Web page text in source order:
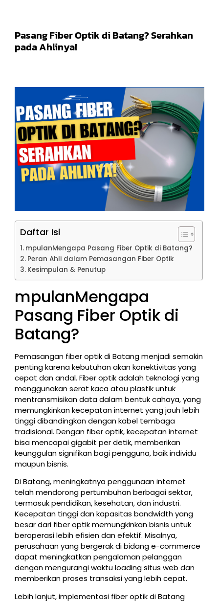
Pasang Fiber Optik di Batang? Serahkan
pada Ahlinya!
Daftar Isi
mpulanMengapa Pasang Fiber Optik di Batang?
Peran Ahli dalam Pemasangan Fiber Optik
Kesimpulan & Penutup
mpulanMengapa
Pasang Fiber Optik di
Batang?
Pemasangan fiber optik di Batang menjadi semakin
penting karena kebutuhan akan konektivitas yang
cepat dan andal. Fiber optik adalah teknologi yang
menggunakan serat kaca atau plastik untuk
mentransmisikan data dalam bentuk cahaya, yang
memungkinkan kecepatan internet yang jauh lebih
tinggi dibandingkan dengan kabel tembaga
tradisional. Dengan fiber optik, kecepatan internet
bisa mencapai gigabit per detik, memberikan
keunggulan signifikan bagi pengguna, baik individu
maupun bisnis.
Di Batang, meningkatnya penggunaan internet
telah mendorong pertumbuhan berbagai sektor,
termasuk pendidikan, kesehatan, dan industri.
Kecepatan tinggi dan kapasitas bandwidth yang
besar dari fiber optik memungkinkan bisnis untuk
beroperasi lebih efisien dan efektif. Misalnya,
perusahaan yang bergerak di bidang e-commerce
dapat meningkatkan pengalaman pelanggan
dengan mengurangi waktu loading situs web dan
memberikan proses transaksi yang lebih cepat.
Lebih lanjut, implementasi fiber optik di Batang